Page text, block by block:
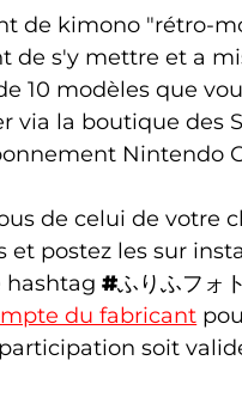
de kimono "rétro-
de s'y mettre et a
10 modèles que
via la boutique des
Nintendo
de celui de votre
et postez les sur
hashtag#ふりふフォ
du fabricant
soit